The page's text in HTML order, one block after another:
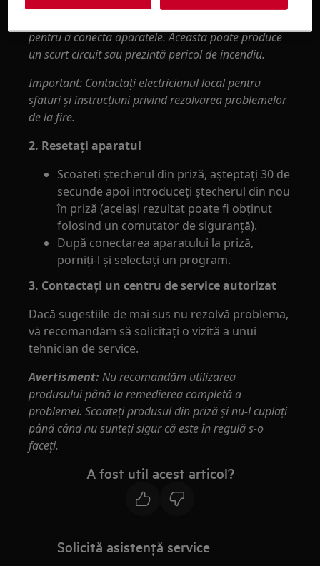
pentru a conecta aparatele. Aceasta poate produce
un scurt circuit sau prezintă pericol de incendiu.
Important: Contactați electricianul local pentru
sfaturi și instrucțiuni privind rezolvarea problemelor
de la fire.
2. Resetaţi aparatul
Scoateţi ştecherul din priză, aşteptaţi 30 de
secunde apoi introduceţi ştecherul din nou
în priză (acelaşi rezultat poate fi obţinut
folosind un comutator de siguranţă).
După conectarea aparatului la priză,
porniți-l și selectați un program.
3. Contactați un centru de service autorizat
Dacă sugestiile de mai sus nu rezolvă problema,
vă recomandăm să solicitați o vizită a unui
tehnician de service.
Avertisment:Nu recomandăm utilizarea
produsului până la remedierea completă a
problemei. Scoateţi produsul din priză şi nu-l cuplaţi
până când nu sunteţi sigur că este în regulă s-o
faceţi.
A fost util acest articol?
Solicită asistenţă service